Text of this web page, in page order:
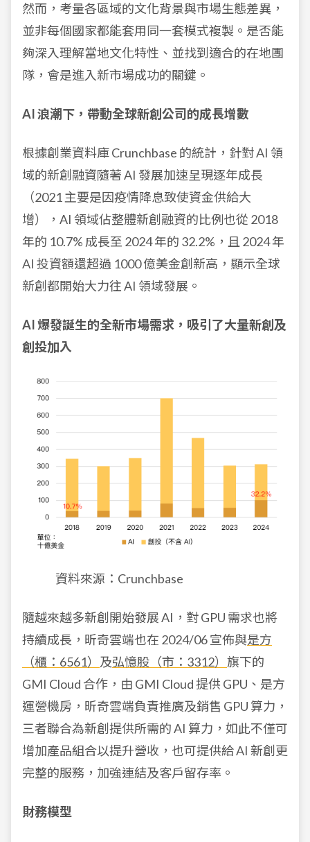
然而，考量各區域的文化背景與市場生態差異，
並非每個國家都能套用同一套模式複製。是否能
夠深入理解當地文化特性、並找到適合的在地團
隊，會是進入新市場成功的關鍵。
AI 浪潮下，帶動全球新創公司的成長增數
根據創業資料庫 Crunchbase 的統計，針對 AI 領
域的新創融資隨著 AI 發展加速呈現逐年成長
（2021 主要是因疫情降息致使資金供給大
增），AI 領域佔整體新創融資的比例也從 2018
年的 10.7% 成長至 2024 年的 32.2%，且 2024 年
AI 投資額還超過 1000 億美金創新高，顯示全球
新創都開始大力往 AI 領域發展。
AI 爆發誕生的全新市場需求，吸引了大量新創及
創投加入
資料來源：Crunchbase
隨越來越多新創開始發展 AI，對 GPU 需求也將
持續成長，昕奇雲端也在 2024/06 宣佈與是方
（櫃：6561） 及弘憶股（市：3312） 旗下的
GMI Cloud 合作，由 GMI Cloud 提供 GPU、是方
運營機房，昕奇雲端負責推廣及銷售 GPU 算力，
三者聯合為新創提供所需的 AI 算力，如此不僅可
增加產品組合以提升營收，也可提供給 AI 新創更
完整的服務，加強連結及客戶留存率。
財務模型